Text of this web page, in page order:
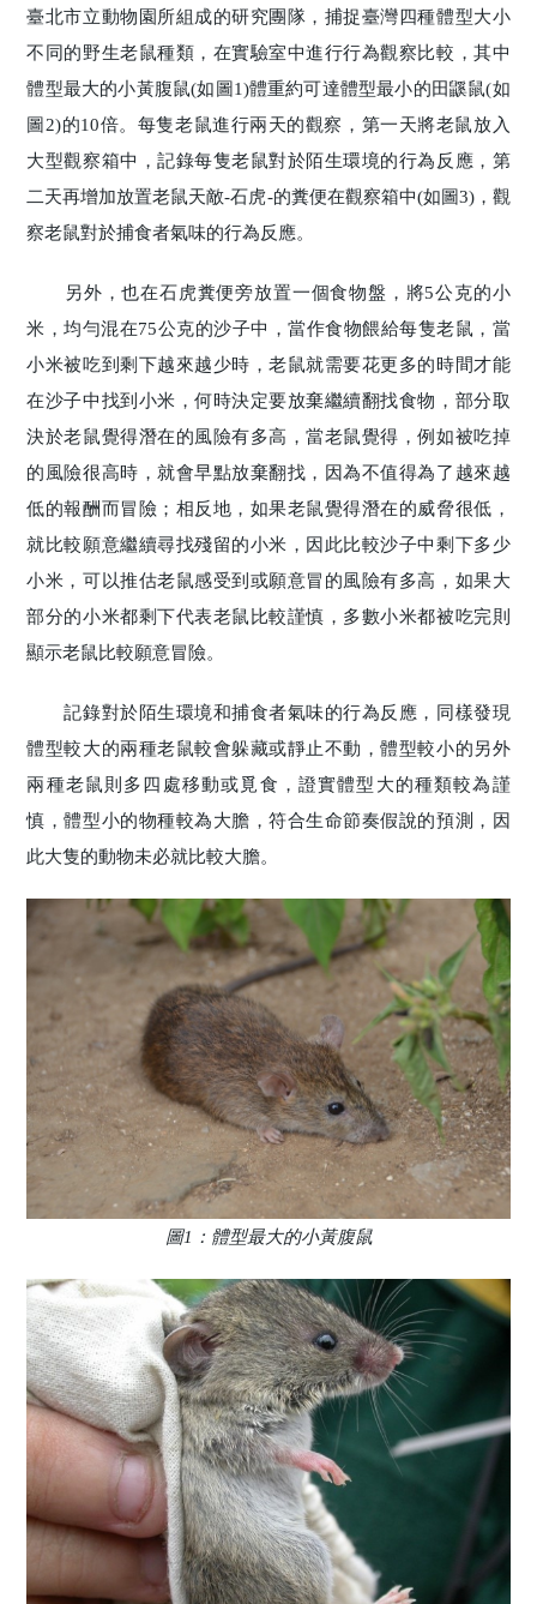
臺北市立動物園所組成的研究團隊，捕捉臺灣四種體型大小
不同的野生老鼠種類，在實驗室中進行行為觀察比較，其中
體型最大的小黃腹鼠(如圖1)體重約可達體型最小的田鼷鼠(如
圖2)的10倍。每隻老鼠進行兩天的觀察，第一天將老鼠放入
大型觀察箱中，記錄每隻老鼠對於陌生環境的行為反應，第
二天再增加放置老鼠天敵-石虎-的糞便在觀察箱中(如圖3)，觀
察老鼠對於捕食者氣味的行為反應。
另外，也在石虎糞便旁放置一個食物盤，將5公克的小
米，均勻混在75公克的沙子中，當作食物餵給每隻老鼠，當
小米被吃到剩下越來越少時，老鼠就需要花更多的時間才能
在沙子中找到小米，何時決定要放棄繼續翻找食物，部分取
決於老鼠覺得潛在的風險有多高，當老鼠覺得，例如被吃掉
的風險很高時，就會早點放棄翻找，因為不值得為了越來越
低的報酬而冒險；相反地，如果老鼠覺得潛在的威脅很低，
就比較願意繼續尋找殘留的小米，因此比較沙子中剩下多少
小米，可以推估老鼠感受到或願意冒的風險有多高，如果大
部分的小米都剩下代表老鼠比較謹慎，多數小米都被吃完則
顯示老鼠比較願意冒險。
記錄對於陌生環境和捕食者氣味的行為反應，同樣發現
體型較大的兩種老鼠較會躲藏或靜止不動，體型較小的另外
兩種老鼠則多四處移動或覓食，證實體型大的種類較為謹
慎，體型小的物種較為大膽，符合生命節奏假說的預測，因
此大隻的動物未必就比較大膽。
圖1：體型最大的小黃腹鼠